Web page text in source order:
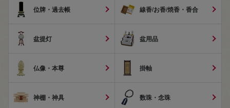
位牌・過去帳 線香/お香/焼香・香合
盆提灯 盆用品
仏像・本尊 掛軸
神棚・神具 数珠・念珠